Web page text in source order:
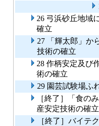
26 弓浜砂丘地域
確立
27 「輝太郎」か
技術の確立
28 作柄安定及び
術の確立
29 園芸試験場ふ
［終了］「食の
産安定技術の確立
［終了］バイテ